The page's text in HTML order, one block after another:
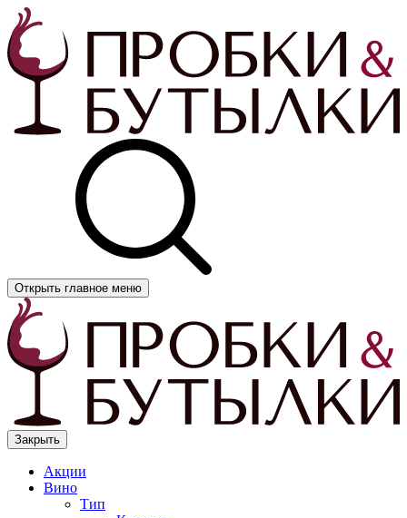
Открыть главное меню
Закрыть
Акции
Вино
Тип